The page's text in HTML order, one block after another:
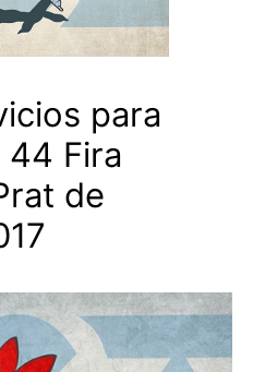
para
44 Fira
de